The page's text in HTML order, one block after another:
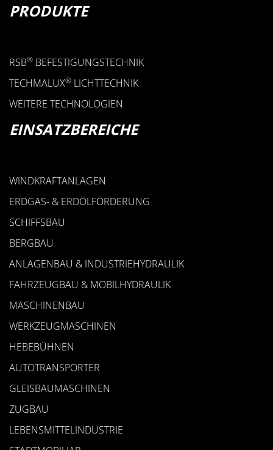
PRODUKTE
RSB® BEFESTIGUNGSTECHNIK
TECHMALUX® LICHTTECHNIK
WEITERE TECHNOLOGIEN
EINSATZBEREICHE
WINDKRAFTANLAGEN
ERDGAS- & ERDÖLFÖRDERUNG
SCHIFFSBAU
BERGBAU
ANLAGENBAU & INDUSTRIEHYDRAULIK
FAHRZEUGBAU & MOBILHYDRAULIK
MASCHINENBAU
WERKZEUGMASCHINEN
HEBEBÜHNEN
AUTOTRANSPORTER
GLEISBAUMASCHINEN
ZUGBAU
LEBENSMITTELINDUSTRIE